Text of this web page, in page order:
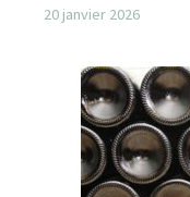
20 janvier 2026